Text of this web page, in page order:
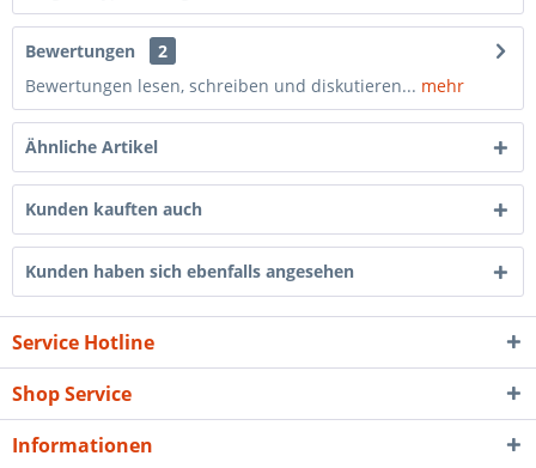
Bewertungen
2
Bewertungen lesen, schreiben und diskutieren... mehr
Ähnliche Artikel
Kunden kauften auch
Kunden haben sich ebenfalls angesehen
Service Hotline
Shop Service
Informationen